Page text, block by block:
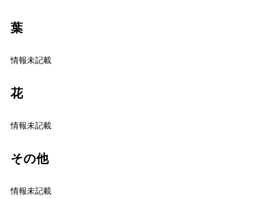
葉
情報未記載
花
情報未記載
その他
情報未記載